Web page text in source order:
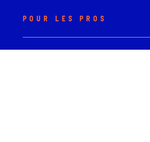
POUR LES PROS